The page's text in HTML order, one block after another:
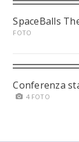
SpaceBalls
FOTO
Conferenza
4 FOTO